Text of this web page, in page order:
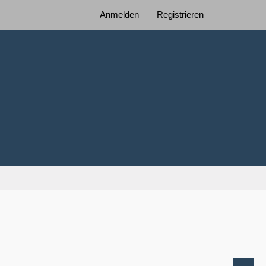
Anmelden Registrieren